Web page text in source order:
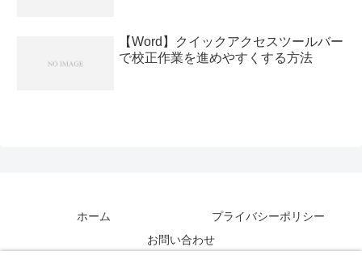
【Word】クイックアクセスツールバー
で校正作業を進めやすくする方法
ホーム
プライバシーポリシー
お問い合わせ